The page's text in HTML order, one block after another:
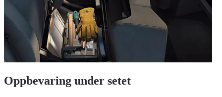
Oppbevaring under setet